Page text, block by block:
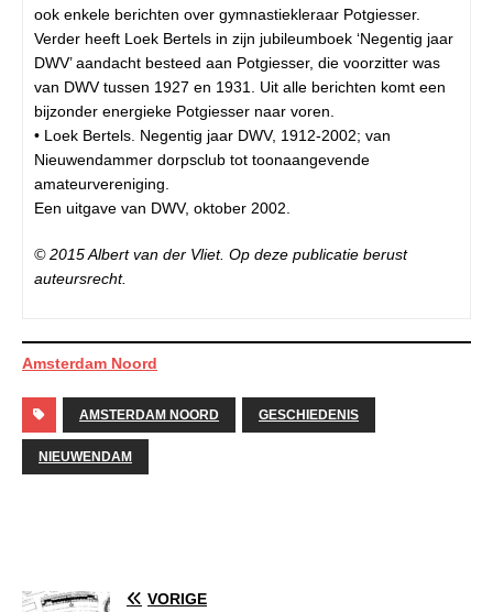
ook enkele berichten over gymnastiekleraar Potgiesser.
Verder heeft Loek Bertels in zijn jubileumboek ‘Negentig jaar
DWV’ aandacht besteed aan Potgiesser, die voorzitter was
van DWV tussen 1927 en 1931. Uit alle berichten komt een
bijzonder energieke Potgiesser naar voren.
• Loek Bertels. Negentig jaar DWV, 1912-2002; van
Nieuwendammer dorpsclub tot toonaangevende
amateurvereniging.
Een uitgave van DWV, oktober 2002.
© 2015 Albert van der Vliet. Op deze publicatie berust
auteursrecht.
Amsterdam Noord
AMSTERDAM NOORD GESCHIEDENIS
NIEUWENDAM
VORIGE